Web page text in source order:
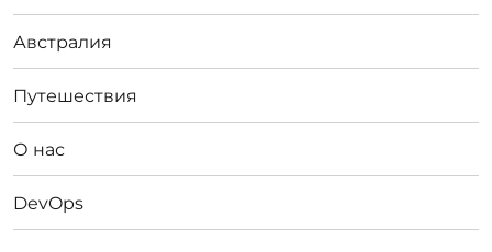
Австралия
Путешествия
О нас
DevOps